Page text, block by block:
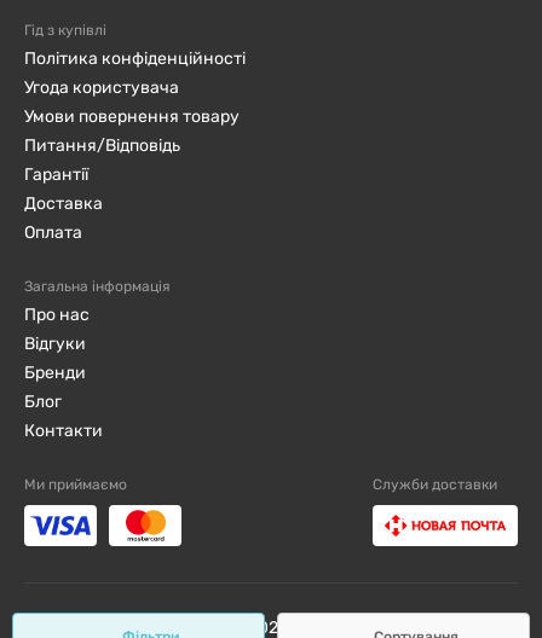
Гід з купівлі
Політика конфіденційності
Угода користувача
Умови повернення товару
Питання/Відповідь
Гарантії
Доставка
Оплата
Загальна інформація
Про нас
Відгуки
Бренди
Блог
Контакти
Ми приймаємо Служби доставки
djini.com.ua ©2019 - 2026 / Всі права захищені